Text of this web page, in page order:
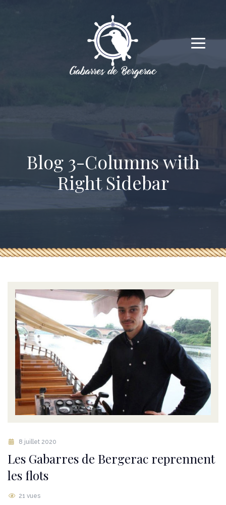
Blog 3-Columns with
Right Sidebar
8 juillet 2020
Les Gabarres de Bergerac reprennent
les flots
21 vues